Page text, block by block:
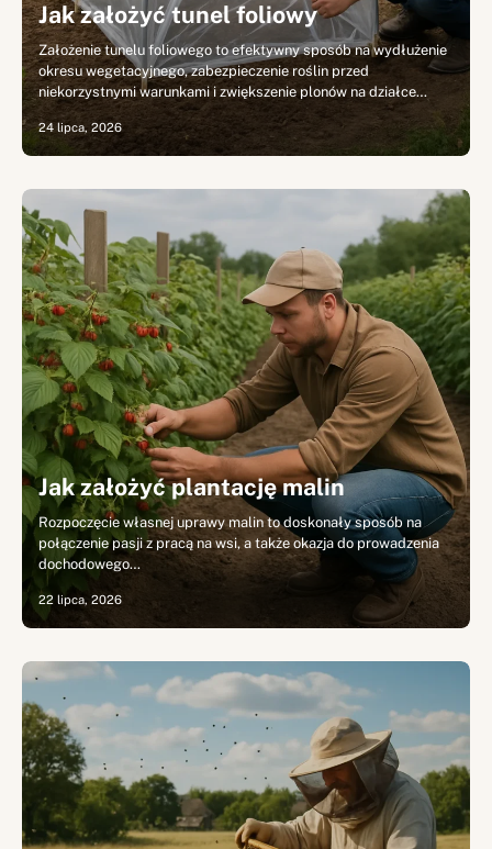
Jak założyć tunel foliowy
Założenie tunelu foliowego to efektywny sposób na wydłużenie
okresu wegetacyjnego, zabezpieczenie roślin przed
niekorzystnymi warunkami i zwiększenie plonów na działce…
24 lipca, 2026
Jak założyć plantację malin
Rozpoczęcie własnej uprawy malin to doskonały sposób na
połączenie pasji z pracą na wsi, a także okazja do prowadzenia
dochodowego…
22 lipca, 2026